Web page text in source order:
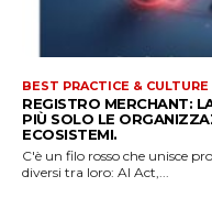
BEST PRACTICE & CULTURE
REGISTRO MERCHANT:
PIÙ SOLO LE
ECOSISTEMI.
C'è un filo rosso che unisce
diversi tra loro: AI Act,...